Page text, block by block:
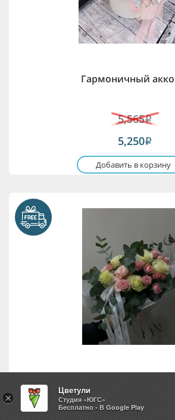
Гармоничный
5,565i
5,250i
Добавить в корзину
Романтический
×
Цветули
Студия «ЮГС»
Бесплатно - В Google Play